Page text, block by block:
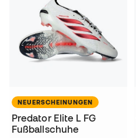
NEUERSCHEINUNGEN
Predator Elite L FG
Fußballschuhe